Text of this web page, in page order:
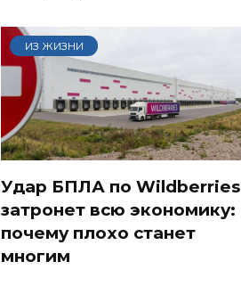
ИЗ ЖИЗНИ
Удар БПЛА по Wildberries
затронет всю экономику:
почему плохо станет
многим